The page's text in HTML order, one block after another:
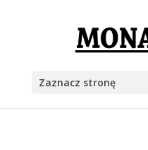
Zaznacz stronę